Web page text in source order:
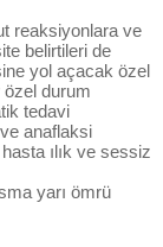
reaksiyonlara ve
belirtileri de
yol açacak özel
durum
tedavi
ve anaflaksi
ılık ve sessiz
yarı ömrü